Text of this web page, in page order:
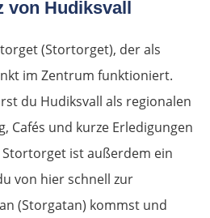
von Hudiksvall
(Stortorget), der als
im Zentrum funktioniert.
du Hudiksvall als regionalen
Cafés und kurze Erledigungen
ist außerdem ein
von hier schnell zur
(Storgatan) kommst und